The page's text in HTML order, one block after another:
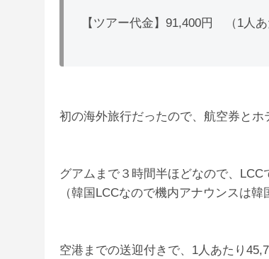
【ツアー代金】91,400円 （1人
初の海外旅行だったので、航空券とホ
グアムまで３時間半ほどなので、
（韓国LCCなので機内アナウンスは韓
空港までの送迎付きで、1人あたり